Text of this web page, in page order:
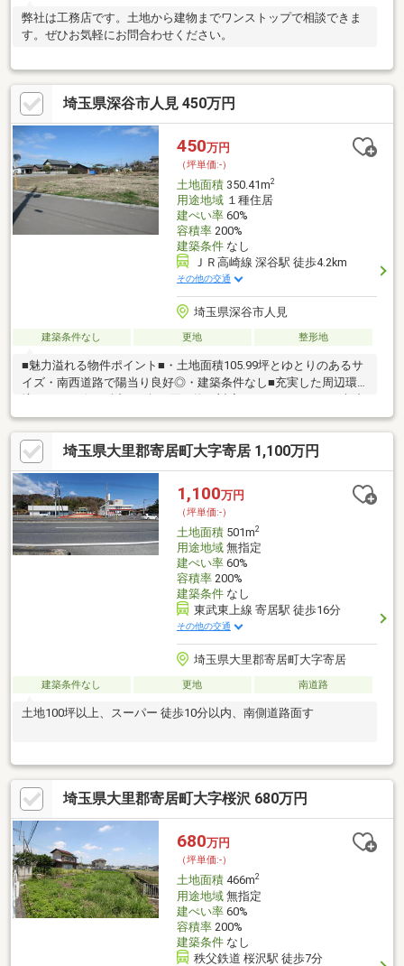
弊社は工務店です。土地から建物までワンストップで相談できま
す。ぜひお気軽にお問合わせください。
埼玉県深谷市人見 450万円
450万円
（坪単価:-）
土地面積350.41m2
用途地域１種住居
建ぺい率60%
容積率200%
建築条件なし
ＪＲ高崎線 深谷駅 徒歩4.2km
その他の交通
埼玉県深谷市人見
建築条件なし 更地 整形地
■魅力溢れる物件ポイント■・土地面積105.99坪とゆとりのあるサ
イズ・南西道路で陽当り良好◎・建築条件なし■充実した周辺環
まで徒歩20分！・県道が近く花園ICや深谷駅方面も行きやすい立
地古郡グループの不動産部門です。大正3年に創業し地域密着で営
業しております。不動産から注文住宅・リフォーム・お庭づく
り、アパート・マンションのご紹介、さらには土地活用まで、お
客様と一生涯のお付き合いが出来るよう誠心誠意努力してまいり
ます。
埼玉県大里郡寄居町大字寄居 1,100万円
1,100万円
（坪単価:-）
土地面積501m2
用途地域無指定
建ぺい率60%
容積率200%
建築条件なし
東武東上線 寄居駅 徒歩16分
その他の交通
埼玉県大里郡寄居町大字寄居
建築条件なし 更地 南道路
土地100坪以上、スーパー 徒歩10分以内、南側道路面す
埼玉県大里郡寄居町大字桜沢 680万円
680万円
（坪単価:-）
土地面積466m2
用途地域無指定
建ぺい率60%
容積率200%
建築条件なし
秩父鉄道 桜沢駅 徒歩7分